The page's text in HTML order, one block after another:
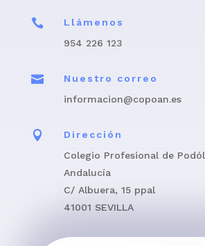

Llámenos
954 226 123

Nuestro correo
informacion@copoan.es

Dirección
Colegio Profesional de
Andalucía
C/ Albuera, 15 ppal
41001 SEVILLA